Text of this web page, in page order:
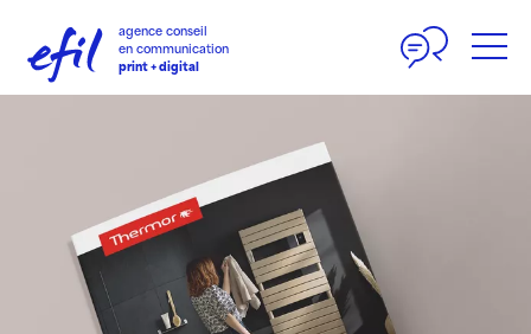
agence conseil
en communication
print + digital